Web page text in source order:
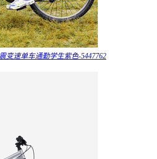
变速单车通勤学生紫色-5447762